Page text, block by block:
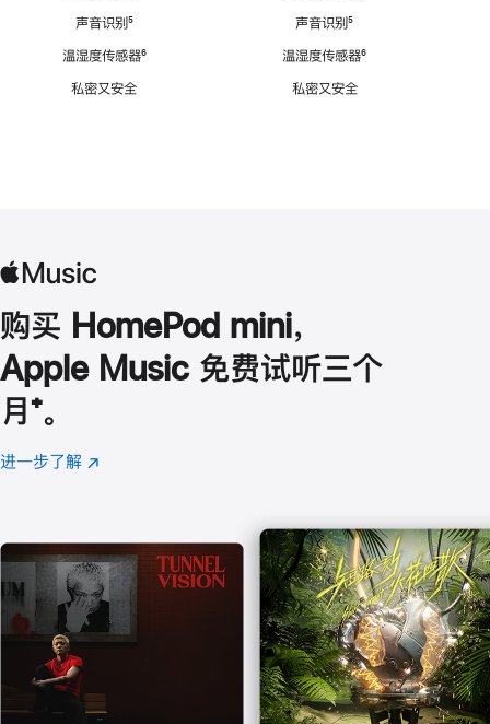
声音识别脚
⁵
温湿度传感器脚
⁶
私密又安全
声音识别脚
⁵
温湿度传感器脚
⁶
私密又安全
购买 HomePod mini，
Apple Music 免费试听三个
月 脚
注
⁺。
进一步了解 Apple
(在
口
中
打
开)